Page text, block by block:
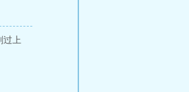
过上